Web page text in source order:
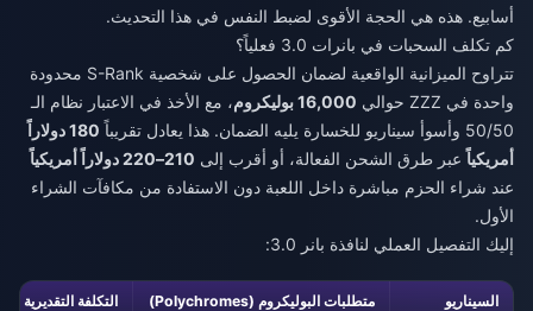
أسابيع. هذه هي الحجة الأقوى لضبط النفس في هذا التحديث.
كم تكلف السحبات في بانرات 3.0 فعلياً؟
تتراوح الميزانية الواقعية لضمان الحصول على شخصية S-Rank محدودة
واحدة في ZZZ حوالي
16,000 بوليكروم
، مع الأخذ في الاعتبار نظام الـ
50/50 وأسوأ سيناريو للخسارة يليه الضمان. هذا يعادل تقريباً
180 دولاراً
أمريكياًعبر طرق الشحن الفعالة، أو أقرب إلى 210–220 دولاراً أمريكياً
عند شراء الحزم مباشرة داخل اللعبة دون الاستفادة من مكافآت الشراء
الأول.
إليك التفصيل العملي لنافذة بانر 3.0:
السيناريو متطلبات البوليكروم (Polychromes) التكلفة التقديرية